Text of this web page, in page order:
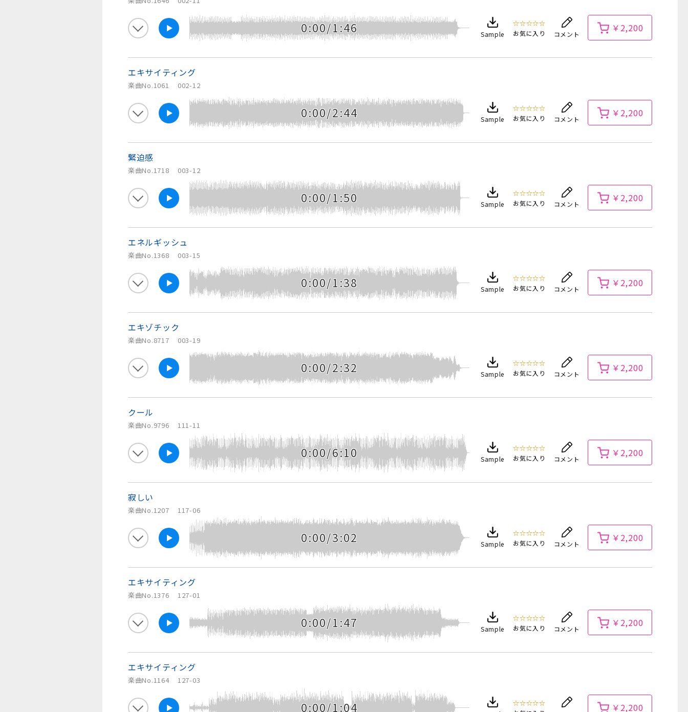
0:00/1:46 Sample
☆☆☆☆☆
お気に入り
コメント
￥2,200
エキサイティング
楽曲No.1061 002-12
0:00/2:44 Sample
☆☆☆☆☆
お気に入り
コメント
￥2,200
緊迫感
楽曲No.1718 003-12
0:00/1:50 Sample
☆☆☆☆☆
お気に入り
コメント
￥2,200
エネルギッシュ
楽曲No.1368 003-15
0:00/1:38 Sample
☆☆☆☆☆
お気に入り
コメント
￥2,200
エキゾチック
楽曲No.8717 003-19
0:00/2:32 Sample
☆☆☆☆☆
お気に入り
コメント
￥2,200
クール
楽曲No.9796 111-11
0:00/6:10 Sample
☆☆☆☆☆
お気に入り
コメント
￥2,200
寂しい
楽曲No.1207 117-06
0:00/3:02 Sample
☆☆☆☆☆
お気に入り
コメント
￥2,200
エキサイティング
楽曲No.1376 127-01
0:00/1:47 Sample
☆☆☆☆☆
お気に入り
コメント
￥2,200
エキサイティング
楽曲No.1164 127-03
0:00/1:04
☆☆☆☆☆
￥2,200